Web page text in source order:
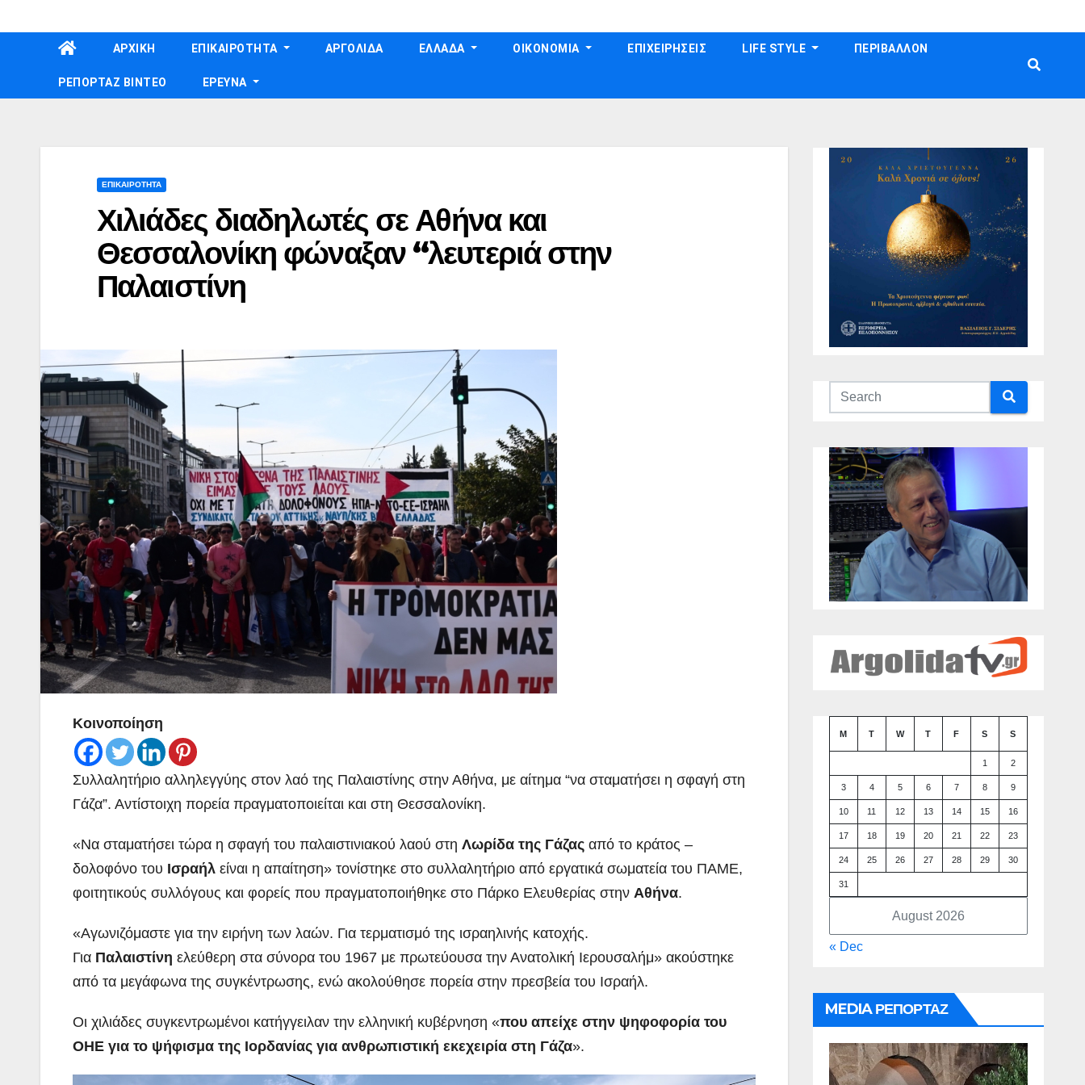
to
ΑΡΧΙΚΗ ΕΠΙΚΑΙΡΟΤΗΤΑ ΑΡΓΟΛΙΔΑ ΕΛΛΑΔΑ ΟΙΚΟΝΟΜΙΑ ΕΠΙΧΕΙΡΗΣΕΙΣ LIFE STYLE ΠΕΡΙΒΑΛΛΟΝ
ΡΕΠΟΡΤΑΖ ΒΙΝΤΕΟ ΕΡΕΥΝΑ
ΕΠΙΚΑΙΡΟΤΗΤΑ
Χιλιάδες διαδηλωτές σε Αθήνα και
Θεσσαλονίκη φώναξαν “λευτεριά στην
Παλαιστίνη
Κοινοποίηση
Συλλαλητήριο αλληλεγγύης στον λαό της Παλαιστίνης στην Αθήνα, με αίτημα “να σταματήσει η σφαγή στη
Γάζα”. Αντίστοιχη πορεία πραγματοποιείται και στη Θεσσαλονίκη.
«Να σταματήσει τώρα η σφαγή του παλαιστινιακού λαού στη Λωρίδα της Γάζας από το κράτος –
δολοφόνο του Ισραήλ είναι η απαίτηση» τονίστηκε στο συλλαλητήριο από εργατικά σωματεία του ΠΑΜΕ,
φοιτητικούς συλλόγους και φορείς που πραγματοποιήθηκε στο Πάρκο Ελευθερίας στην Αθήνα.
«Αγωνιζόμαστε για την ειρήνη των λαών. Για τερματισμό της ισραηλινής κατοχής.
Για Παλαιστίνη ελεύθερη στα σύνορα του 1967 με πρωτεύουσα την Ανατολική Ιερουσαλήμ» ακούστηκε
από τα μεγάφωνα της συγκέντρωσης, ενώ ακολούθησε πορεία στην πρεσβεία του Ισραήλ.
Οι χιλιάδες συγκεντρωμένοι κατήγγειλαν την ελληνική κυβέρνηση «που απείχε στην ψηφοφορία του
ΟΗΕ για το ψήφισμα της Ιορδανίας για ανθρωπιστική εκεχειρία στη Γάζα».
August 2026
M T W T F S S
1 2
3 4 5 6 7 8 9
10 11 12 13 14 15 16
17 18 19 20 21 22 23
24 25 26 27 28 29 30
31
« Dec
MEDIA ΡΕΠΟΡΤΑΖ